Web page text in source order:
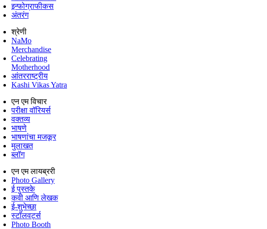
इन्फोग्राफीकस
अंतरंग
श्रेणी
NaMo
Merchandise
Celebrating
Motherhood
आंतरराष्ट्रीय
Kashi Vikas Yatra
एन एम विचार
परीक्षा वॉरियर्स
वक्तव्य
भाषणे
भाषणांचा मजकूर
मुलाखत
ब्लॉग
एन एम लायब्ररी
Photo Gallery
ई पुस्तके
कवी आणि लेखक
ई-शुभेच्छा
स्टॉलवर्ट्स
Photo Booth